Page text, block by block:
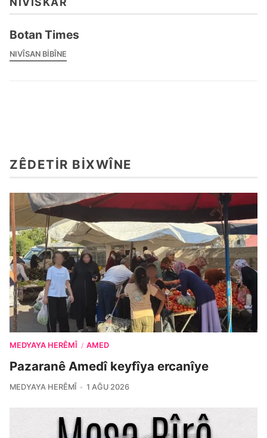
Botan Times
NIVÎSAN BIBÎNE
ZÊDETIR BIXWÎNE
MEDYAYA HERÊMÎ / AMED
Pazaranê Amedî keyfîya ercanîye
MEDYAYA HERÊMÎ 1 AĞU 2026